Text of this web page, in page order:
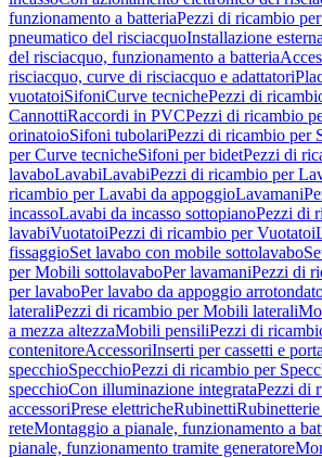
funzionamento a batteriaPezzi di ricambio
pneumatico del risciacquoInstallazione esterna
del risciacquo, funzionamento a batteria
risciacquo, curve di risciacquo e adattatori
vuotatoiSifoniCurve tecnichePezzi di
CannottiRaccordi in PVCPezzi di ricambio
orinatoioSifoni tubolariPezzi di ricambio per
per Curve tecnicheSifoni per bidetPezzi di
lavaboLavabiLavabiPezzi di ricambio per
ricambio per Lavabi da appoggioLavamani
incassoLavabi da incasso sottopianoPezzi di
lavabiVuotatoiPezzi di ricambio per Vuotatoi
fissaggioSet lavabo con mobile sottolavabo
per Mobili sottolavaboPer lavamaniPezzi di
per lavaboPer lavabo da appoggio
lateraliPezzi di ricambio per Mobili laterali
a mezza altezzaMobili pensiliPezzi di
contenitoreAccessoriInserti per cassetti e
specchioSpecchioPezzi di ricambio per
specchioCon illuminazione integrataPezzi di
accessoriPrese elettricheRubinetti
reteMontaggio a pianale, funzionamento a
pianale, funzionamento tramite generatore